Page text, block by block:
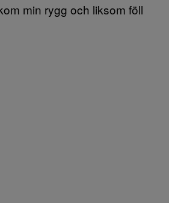
min rygg och liksom föll